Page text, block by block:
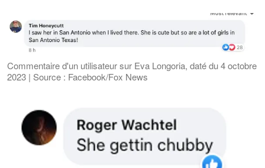
Commentaire d'un utilisateur sur Eva Longoria, daté du 4 octobre
2023 | Source : Facebook/Fox News